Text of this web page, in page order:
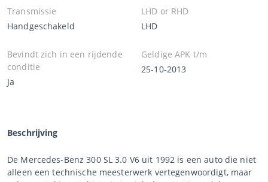
Transmissie
Handgeschakeld
LHD or RHD
LHD
Bevindt zich in een rijdende
conditie
Ja
Geldige APK t/m
25-10-2013
Beschrijving
De Mercedes-Benz 300 SL 3.0 V6 uit 1992 is een auto die niet
alleen een technische meesterwerk vertegenwoordigt, maar